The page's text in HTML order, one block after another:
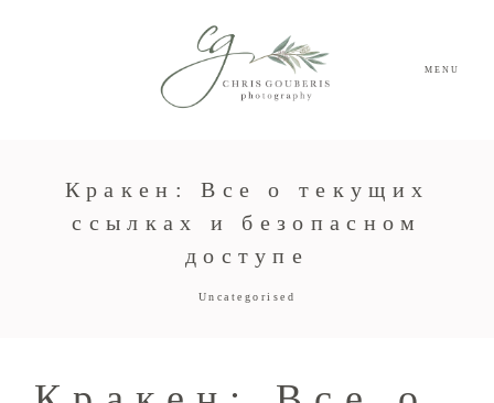
MENU
Кракен: Все о текущих
ссылках и безопасном
доступе
Uncategorised